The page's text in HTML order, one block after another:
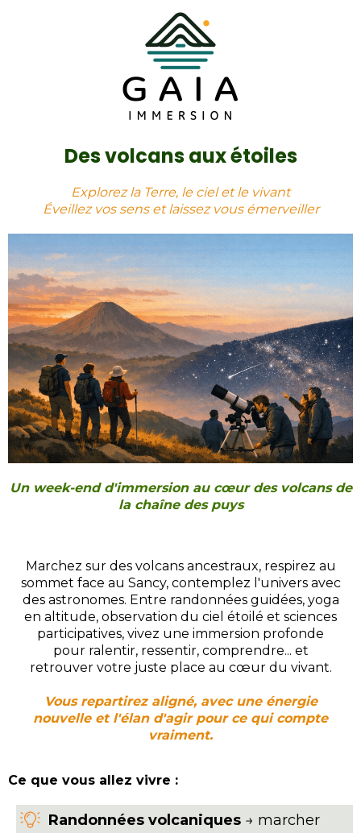
Des volcans aux étoiles
Explorez la Terre, le ciel et le vivant
Éveillez vos sens et laissez vous émerveiller
Un week-end d'immersion au cœur des volcans de
la chaîne des puys
Marchez sur des volcans ancestraux, respirez au
sommet face au Sancy, contemplez l'univers avec
des astronomes. Entre randonnées guidées, yoga
en altitude, observation du ciel étoilé et sciences
participatives, vivez une immersion profonde
pour ralentir, ressentir, comprendre... et
retrouver votre juste place au cœur du vivant.
Vous repartirez aligné, avec une énergie
nouvelle et l'élan d'agir pour ce qui compte
vraiment.
Ce que vous allez vivre :
Randonnées volcaniques → marcher